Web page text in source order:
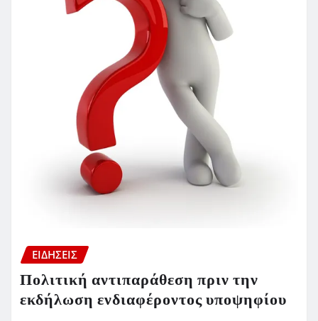
ΕΙΔΗΣΕΙΣ
Πολιτική αντιπαράθεση πριν την
εκδήλωση ενδιαφέροντος υποψηφίου